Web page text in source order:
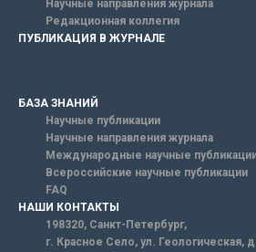
Научные направления журнала
Редакционная коллегия
ПУБЛИКАЦИЯ В ЖУРНАЛЕ
БАЗА ЗНАНИЙ
Научные публикации
Научные направления журнала
Международные научные
Всероссийские научные публикации
FAQ
НАШИ КОНТАКТЫ
198320, Санкт-Петербург,
г. Красное Село, ул. Геологическая,